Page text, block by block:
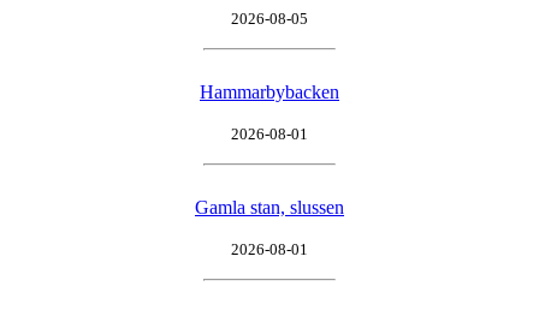
2026-08-05
Hammarbybacken
2026-08-01
Gamla stan, slussen
2026-08-01